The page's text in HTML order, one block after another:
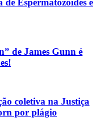
Espermatozóides é
de James Gunn é
coletiva na Justiça
por plágio